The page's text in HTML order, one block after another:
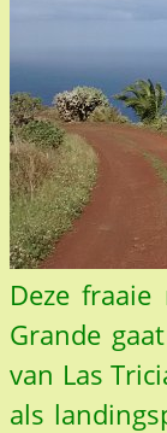
Deze
Grande
van Las
als